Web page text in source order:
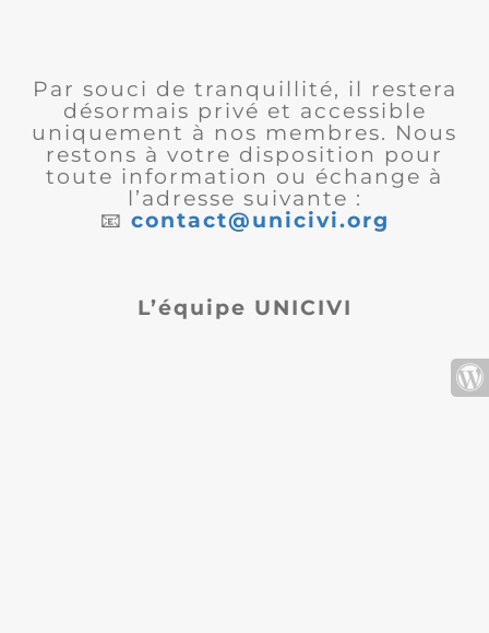
Par souci de tranquillité, il restera
désormais privé et accessible
uniquement à nos membres. Nous
restons à votre disposition pour
toute information ou échange à
l’adresse suivante :
📧 contact@unicivi.org
L’équipe UNICIVI